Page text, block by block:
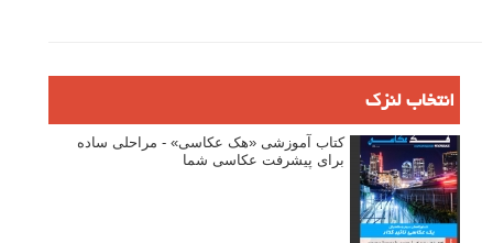
انتخاب لنزک
کتاب آموزشی «هک عکاسی» - مراحلی ساده
برای پیشرفت عکاسی شما